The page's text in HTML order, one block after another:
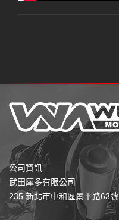
公司資訊
武田摩多有限公司
235 新北市中和區景平路63號